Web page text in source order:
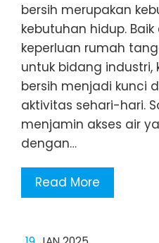
bersih merupakan
kebutuhan hidup.
keperluan rumah
untuk bidang industri,
bersih menjadi kunci
aktivitas sehari-hari.
menjamin akses air
dengan…
Read More